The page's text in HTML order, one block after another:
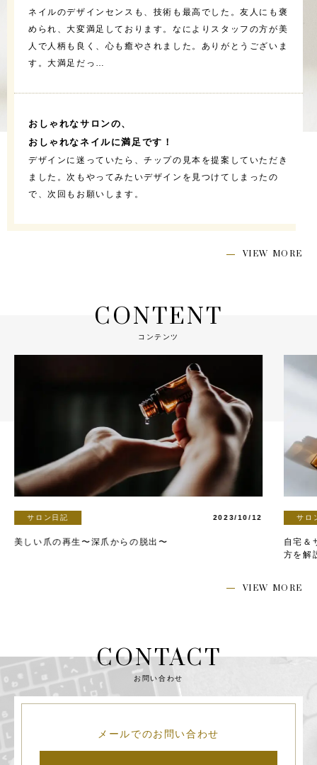
ネイルのデザインセンスも、技術も最高でした。友人にも褒
められ、大変満足しております。なによりスタッフの方が美
人で人柄も良く、心も癒やされました。ありがとうございま
す。大満足だっ…
おしゃれなサロンの、
おしゃれなネイルに満足です！
デザインに迷っていたら、チップの見本を提案していただき
ました。次もやってみたいデザインを見つけてしまったの
で、次回もお願いします。
VIEW MORE
CONTENT
コンテンツ
サロン日記 2023/09/05
自宅＆サロンでできる自爪育成！ネイルベッドの伸ばし
サロ
自宅で
VIEW MORE
CONTACT
お問い合わせ
メールでのお問い合わせ